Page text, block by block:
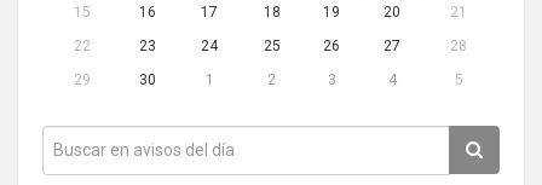
15
16 17 18 19 20
21
22
23 24 25 26 27
28
29
30 1 2 3 4 5